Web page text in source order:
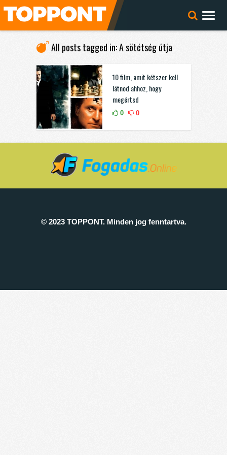
All posts tagged in: A sötétség útja
10 film, amit kétszer kell
látnod ahhoz, hogy
megértsd
0 0
© 2023 TOPPONT. Minden jog fenntartva.